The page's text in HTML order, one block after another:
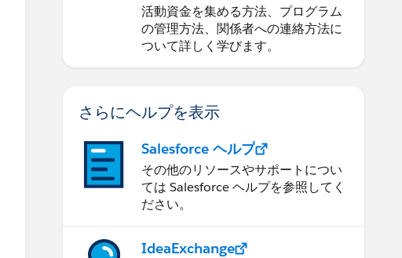
活動資金を集める方法、プログラム
の管理方法、関係者への連絡方法に
ついて詳しく学びます。
さらにヘルプを表示
Salesforce ヘルプ
その他のリソースやサポートについ
ては Salesforce ヘルプを参照してく
ださい。
IdeaExchange